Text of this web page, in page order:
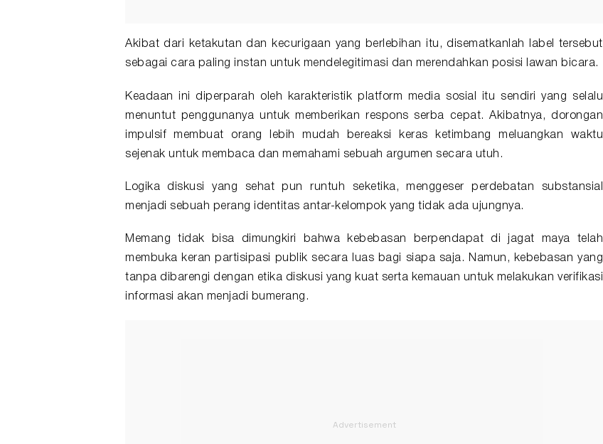
Akibat dari ketakutan dan kecurigaan yang berlebihan itu, disematkanlah label tersebut
sebagai cara paling instan untuk mendelegitimasi dan merendahkan posisi lawan bicara.
Keadaan ini diperparah oleh karakteristik platform media sosial itu sendiri yang selalu
menuntut penggunanya untuk memberikan respons serba cepat. Akibatnya, dorongan
impulsif membuat orang lebih mudah bereaksi keras ketimbang meluangkan waktu
sejenak untuk membaca dan memahami sebuah argumen secara utuh.
Logika diskusi yang sehat pun runtuh seketika, menggeser perdebatan substansial
menjadi sebuah perang identitas antar-kelompok yang tidak ada ujungnya.
Memang tidak bisa dimungkiri bahwa kebebasan berpendapat di jagat maya telah
membuka keran partisipasi publik secara luas bagi siapa saja. Namun, kebebasan yang
tanpa dibarengi dengan etika diskusi yang kuat serta kemauan untuk melakukan verifikasi
informasi akan menjadi bumerang.